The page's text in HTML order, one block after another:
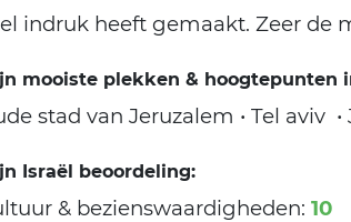
indruk heeft gemaakt. Zeer de
mooiste plekken & hoogtepunten
stad van Jeruzalem • Tel aviv
Israël beoordeling:
& bezienswaardigheden: 10